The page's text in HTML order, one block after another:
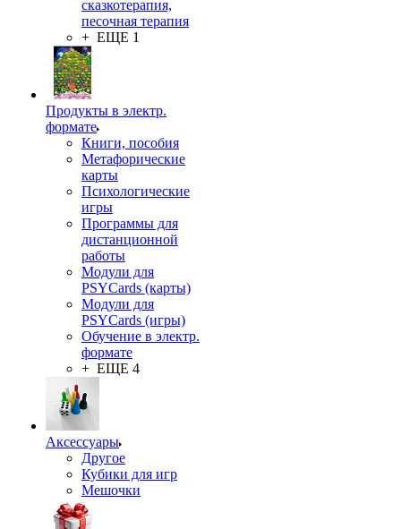
сказкотерапия,
песочная терапия
+ ЕЩЕ 1
Продукты в электр.
формате
Книги, пособия
Метафорические
карты
Психологические
игры
Программы для
дистанционной
работы
Модули для
PSYCards (карты)
Модули для
PSYCards (игры)
Обучение в электр.
формате
+ ЕЩЕ 4
Аксессуары
Другое
Кубики для игр
Мешочки